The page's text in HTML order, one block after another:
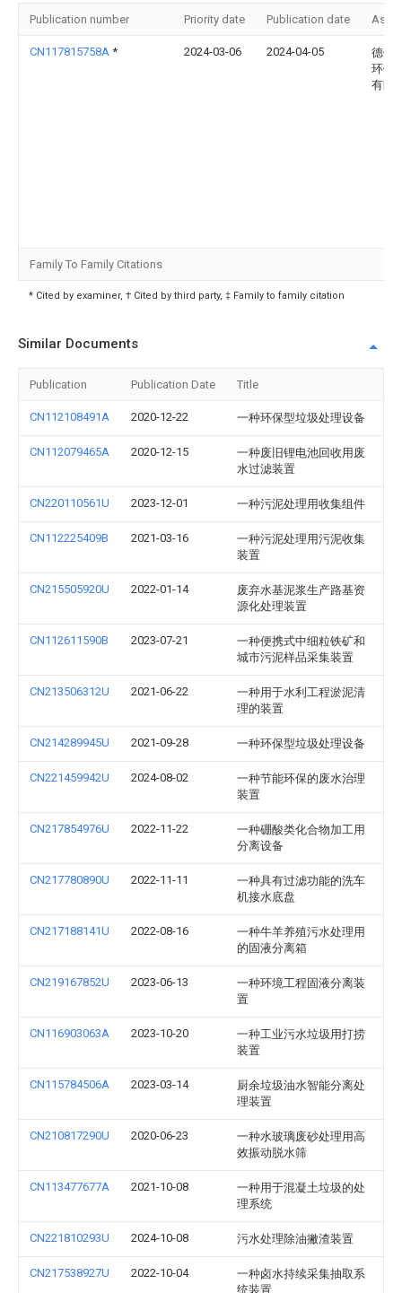
Publication number Priority date Publication date
CN117815758A * 2024-03-06 2024-04-05
德州
环保
有限
Family To Family Citations
* Cited by examiner, † Cited by third party, ‡ Family to family citation
Similar Documents
Publication Publication Date Title
CN112108491A 2020-12-22 一种环保型垃圾处理设备
CN112079465A 2020-12-15
一种废旧锂电池回收用废
水过滤装置
CN220110561U 2023-12-01 一种污泥处理用收集组件
CN112225409B 2021-03-16
一种污泥处理用污泥收集
装置
CN215505920U 2022-01-14
废弃水基泥浆生产路基资
源化处理装置
CN112611590B 2023-07-21
一种便携式中细粒铁矿和
城市污泥样品采集装置
CN213506312U 2021-06-22
一种用于水利工程淤泥清
理的装置
CN214289945U 2021-09-28 一种环保型垃圾处理设备
CN221459942U 2024-08-02
一种节能环保的废水治理
装置
CN217854976U 2022-11-22
一种硼酸类化合物加工用
分离设备
CN217780890U 2022-11-11
一种具有过滤功能的洗车
机接水底盘
CN217188141U 2022-08-16
一种牛羊养殖污水处理用
的固液分离箱
CN219167852U 2023-06-13
一种环境工程固液分离装
置
CN116903063A 2023-10-20
一种工业污水垃圾用打捞
装置
CN115784506A 2023-03-14
厨余垃圾油水智能分离处
理装置
CN210817290U 2020-06-23
一种水玻璃废砂处理用高
效振动脱水筛
CN113477677A 2021-10-08
一种用于混凝土垃圾的处
理系统
CN221810293U 2024-10-08 污水处理除油撇渣装置
CN217538927U 2022-10-04
一种卤水持续采集抽取系
统装置